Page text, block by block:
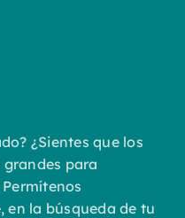
¿Sientes que los
para
en la búsqueda de tu